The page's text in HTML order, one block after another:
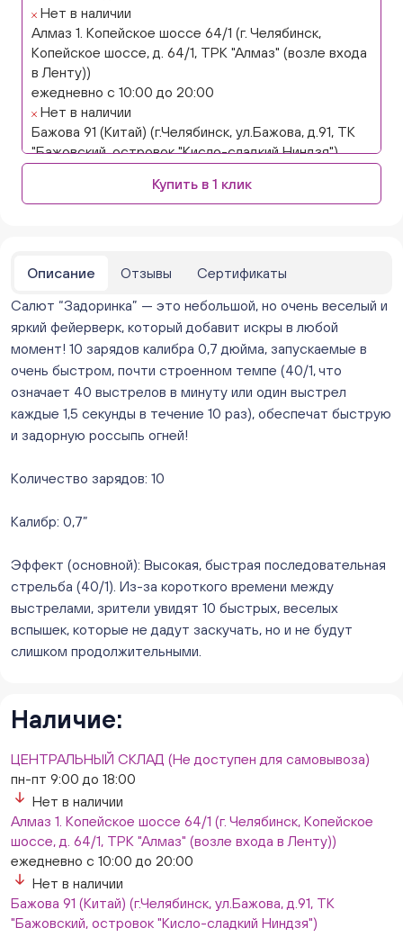
Нет в наличии
Алмаз 1. Копейское шоссе 64/1 (г. Челябинск,
Копейское шоссе, д. 64/1, ТРК "Алмаз" (возле входа
в Ленту))
ежедневно с 10:00 до 20:00
Нет в наличии
Бажова 91 (Китай) (г.Челябинск, ул.Бажова, д.91, ТК
"Бажовский, островок "Кисло-сладкий Ниндзя")
Нет в наличии
ежедневно с 10:00 до 20:00
Нет в наличии
Краснопольский 13г (Цветы) (Краснопольский, 13Г)
ежедневно с 10:00 до 20:00
Нет в наличии
Молния Зоопарк - Труда,166 (ул. Труда,166/5)
ежедневно с 10:00 до 20:00
Нет в наличии
Черкасская, д.17/1, за ТК "Невский")
Нет в наличии
12А)
ежедневно с 10:00 до 20:00
Нет в наличии
Слава. Копейск, пр.Славы 8/1 (Копейск, пр. Славы
8/1, ТЦ "Слава")
Нет в наличии
5/3)
ежедневно с 10:00 до 20:00
Нет в наличии
Купить в 1 клик
Описание Отзывы
Сертификаты
Салют “Задоринка” — это небольшой, но очень веселый и
яркий фейерверк, который добавит искры в любой
момент! 10 зарядов калибра 0,7 дюйма, запускаемые в
очень быстром, почти строенном темпе (40/1, что
означает 40 выстрелов в минуту или один выстрел
каждые 1,5 секунды в течение 10 раз), обеспечат быструю
и задорную россыпь огней!
Количество зарядов: 10
Калибр: 0,7”
Эффект (основной): Высокая, быстрая последовательная
стрельба (40/1). Из-за короткого времени между
выстрелами, зрители увидят 10 быстрых, веселых
вспышек, которые не дадут заскучать, но и не будут
слишком продолжительными.
Наличие:
ЦЕНТРАЛЬНЫЙ СКЛАД (Не доступен для самовывоза)
пн-пт 9:00 до 18:00
Нет в наличии
Алмаз 1. Копейское шоссе 64/1 (г. Челябинск, Копейское
шоссе, д. 64/1, ТРК "Алмаз" (возле входа в Ленту))
ежедневно с 10:00 до 20:00
Нет в наличии
Бажова 91 (Китай) (г.Челябинск, ул.Бажова, д.91, ТК
"Бажовский, островок "Кисло-сладкий Ниндзя")